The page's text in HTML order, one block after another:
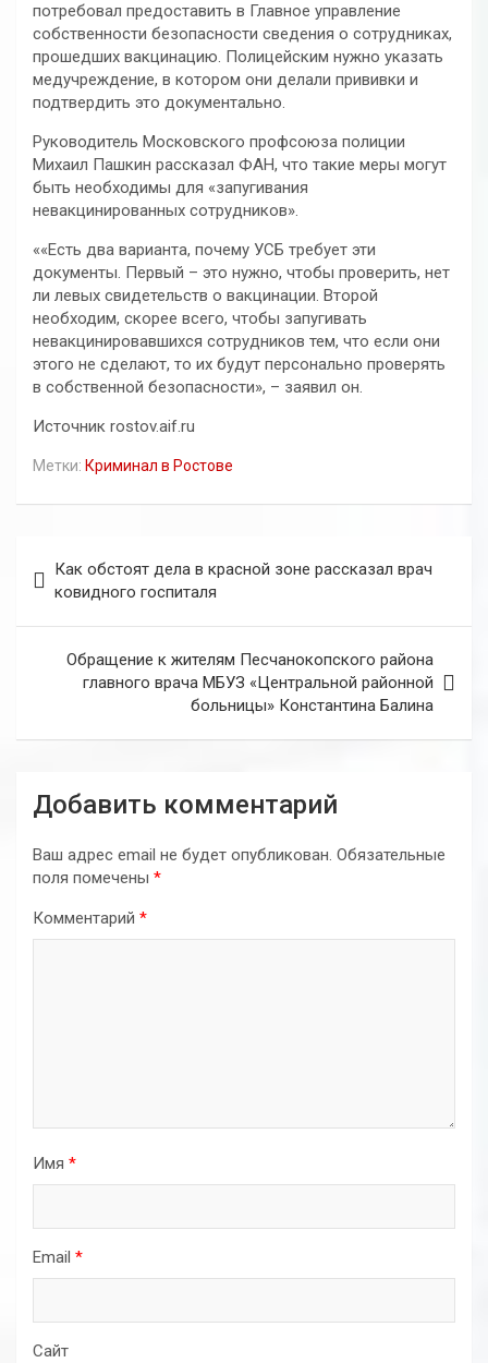
потребовал предоставить в Главное управление
собственности безопасности сведения о сотрудниках,
прошедших вакцинацию. Полицейским нужно указать
медучреждение, в котором они делали прививки и
подтвердить это документально.
Руководитель Московского профсоюза полиции
Михаил Пашкин рассказал ФАН, что такие меры могут
быть необходимы для «запугивания
невакцинированных сотрудников».
««Есть два варианта, почему УСБ требует эти
документы. Первый – это нужно, чтобы проверить, нет
ли левых свидетельств о вакцинации. Второй
необходим, скорее всего, чтобы запугивать
невакцинировавшихся сотрудников тем, что если они
этого не сделают, то их будут персонально проверять
в собственной безопасности», – заявил он.
Источник rostov.aif.ru
Метки: Криминал в Ростове
по
записям
Как обстоят дела в красной зоне рассказал врач
ковидного госпиталя
Обращение к жителям Песчанокопского района
главного врача МБУЗ «Центральной районной
больницы» Константина Балина
Добавить комментарий
Ваш адрес email не будет опубликован. Обязательные
поля помечены *
Комментарий *
Имя *
Email *
Сайт